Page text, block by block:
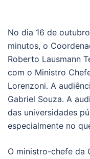
No dia 16 de
minutos, o
Roberto Lausmann
com o Ministro
Lorenzoni. A
Gabriel Souza. A
das universidades
especialmente no
O ministro-chefe da